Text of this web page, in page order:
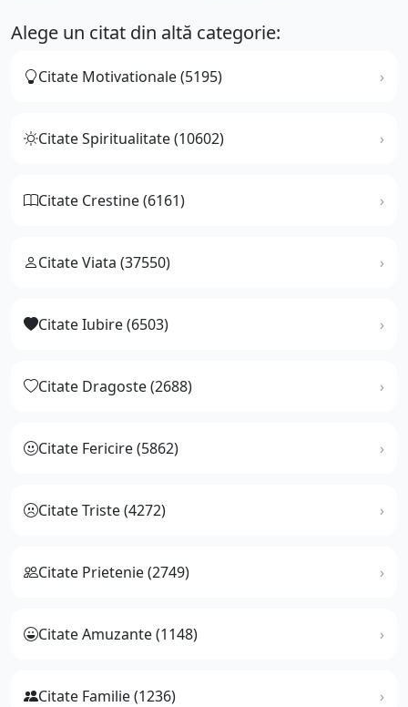
Alege un citat din altă categorie:
Citate Motivationale (5195)
Citate Spiritualitate (10602)
Citate Crestine (6161)
Citate Viata (37550)
Citate Iubire (6503)
Citate Dragoste (2688)
Citate Fericire (5862)
Citate Triste (4272)
Citate Prietenie (2749)
Citate Amuzante (1148)
Citate Familie (1236)